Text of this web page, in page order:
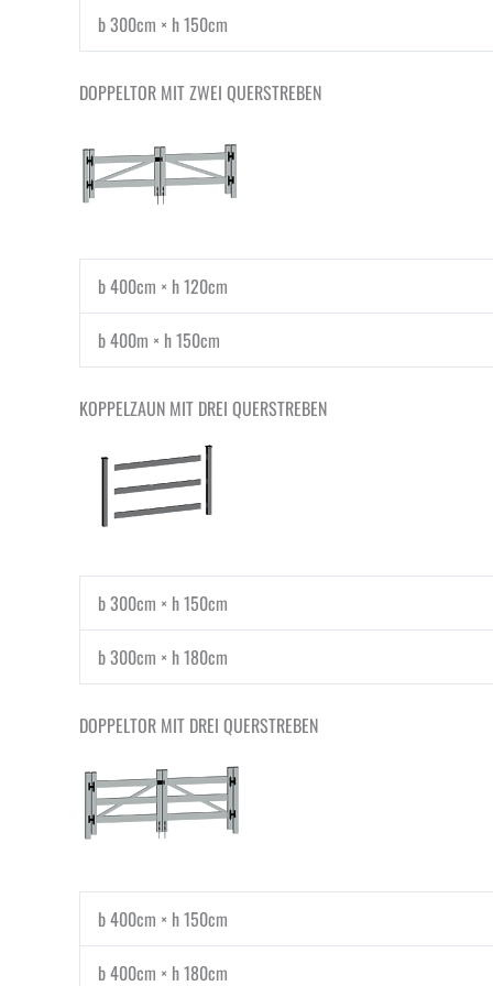
b 300cm × h 150cm
DOPPELTOR MIT ZWEI QUERSTREBEN
b 400cm × h 120cm
b 400m × h 150cm
KOPPELZAUN MIT DREI QUERSTREBEN
b 300cm × h 150cm
b 300cm × h 180cm
DOPPELTOR MIT DREI QUERSTREBEN
b 400cm × h 150cm
b 400cm × h 180cm